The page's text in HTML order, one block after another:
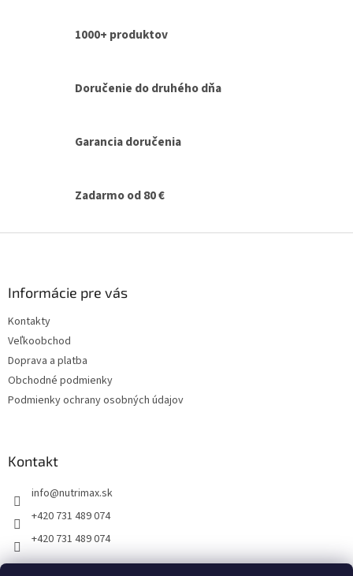
1000+ produktov
Doručenie do druhého dňa
Garancia doručenia
Zadarmo od 80 €
Informácie pre vás
Kontakty
Veľkoobchod
Doprava a platba
Obchodné podmienky
Podmienky ochrany osobných údajov
Kontakt
info@nutrimax.sk
+420 731 489 074
+420 731 489 074